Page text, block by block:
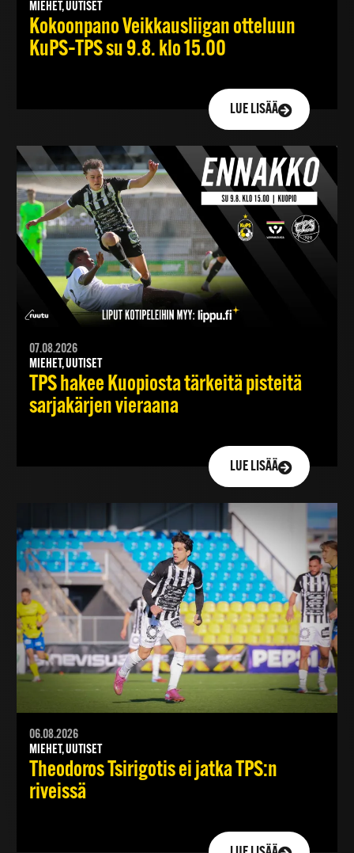
MIEHET, UUTISET
Kokoonpano Veikkausliigan otteluun
KuPS–TPS su 9.8. klo 15.00
LUE LISÄÄ
07.08.2026
MIEHET, UUTISET
TPS hakee Kuopiosta tärkeitä pisteitä
sarjakärjen vieraana
LUE LISÄÄ
06.08.2026
MIEHET, UUTISET
Theodoros Tsirigotis ei jatka TPS:n
riveissä